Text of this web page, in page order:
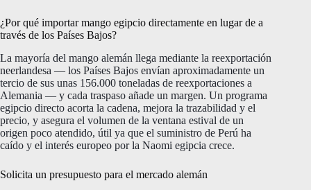
¿Por qué importar mango egipcio directamente en lugar de a
través de los Países Bajos?
La mayoría del mango alemán llega mediante la reexportación
neerlandesa — los Países Bajos envían aproximadamente un
tercio de sus unas 156.000 toneladas de reexportaciones a
Alemania — y cada traspaso añade un margen. Un programa
egipcio directo acorta la cadena, mejora la trazabilidad y el
precio, y asegura el volumen de la ventana estival de un
origen poco atendido, útil ya que el suministro de Perú ha
caído y el interés europeo por la Naomi egipcia crece.
Solicita un presupuesto para el mercado alemán